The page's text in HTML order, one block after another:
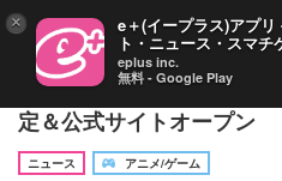
プレイステーション4版『
定＆公式サイトオープン
ニュース
アニメ/ゲーム
× e＋(イープラス)アプリ
ト・ニュース・スマチ
eplus inc.
無料 - Google Play